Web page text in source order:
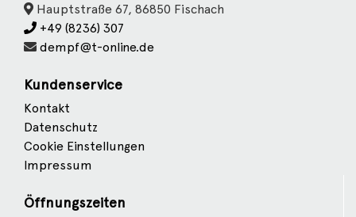
Hauptstraße 67, 86850 Fischach
+49 (8236) 307
dempf@t-online.de
Kundenservice
Kontakt
Datenschutz
Cookie Einstellungen
Impressum
Öffnungszeiten